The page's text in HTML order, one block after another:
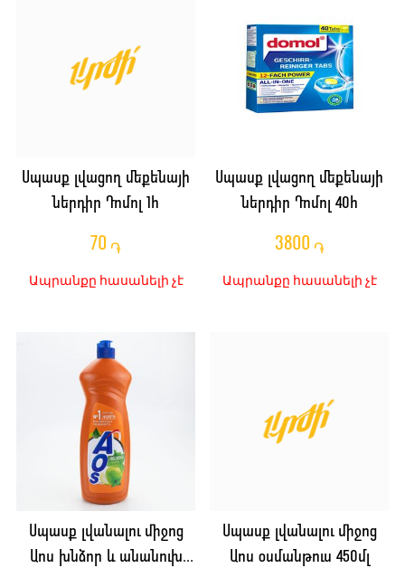
Սպասք լվացող մեքենայի
ներդիր Դոմոլ 1հ
70 ֏
Ապրանքը հասանելի չէ
Սպասք լվացող մեքենայի
ներդիր Դոմոլ 40հ
3800 ֏
Ապրանքը հասանելի չէ
Սպասք լվանալու միջոց
Աոս խնձոր և անանուխ
Սպասք լվանալու միջոց
Աոս օսմանթուս 450մլ